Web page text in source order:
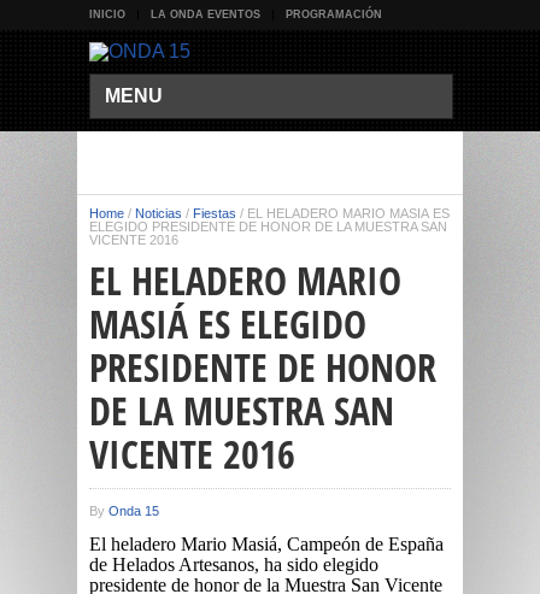
INICIO LA ONDA EVENTOS PROGRAMACIÓN
MENU
Home / Noticias / Fiestas / EL HELADERO MARIO MASIÁ ES
ELEGIDO PRESIDENTE DE HONOR DE LA MUESTRA SAN
VICENTE 2016
EL HELADERO MARIO
MASIÁ ES ELEGIDO
PRESIDENTE DE HONOR
DE LA MUESTRA SAN
VICENTE 2016
By Onda 15
El heladero Mario Masiá, Campeón de España
de Helados Artesanos, ha sido elegido
presidente de honor de la Muestra San Vicente